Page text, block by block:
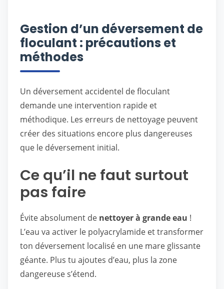
Gestion d’un déversement de
floculant : précautions et
méthodes
Un déversement accidentel de floculant
demande une intervention rapide et
méthodique. Les erreurs de nettoyage peuvent
créer des situations encore plus dangereuses
que le déversement initial.
Ce qu’il ne faut surtout
pas faire
Évite absolument de nettoyer à grande eau !
L’eau va activer le polyacrylamide et transformer
ton déversement localisé en une mare glissante
géante. Plus tu ajoutes d’eau, plus la zone
dangereuse s’étend.